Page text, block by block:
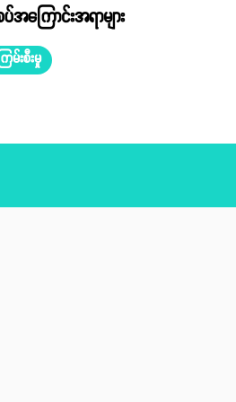
ကြောင်းအရာများ
မ်းစီးမှု